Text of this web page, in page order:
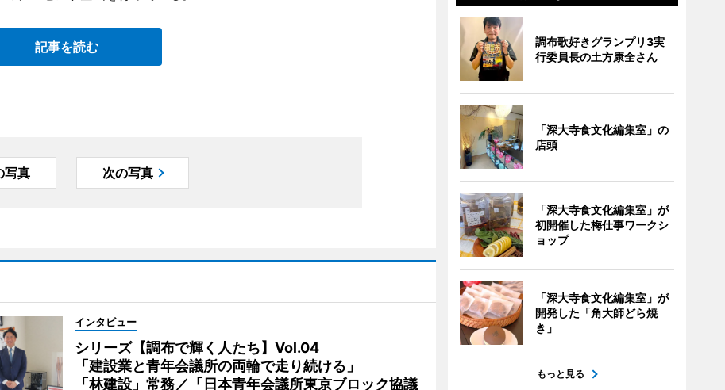
記事を読む
写真 次の写真
インタビュー
シリーズ【調布で輝く人たち】Vol.04
「建設業と青年会議所の両輪で走り続ける」
「林建設」常務／「日本青年会議所東京ブロック協議
調布歌好きグランプリ3実
行委員長の土方康全さん
「深大寺食文化編集室」の
店頭
「深大寺食文化編集室」が
初開催した梅仕事ワークシ
ョップ
「深大寺食文化編集室」が
開発した「角大師どら焼
き」
もっと見る